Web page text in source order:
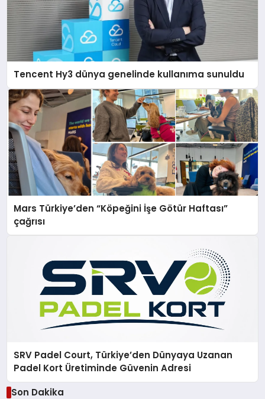
Tencent Hy3 dünya genelinde kullanıma sunuldu
Mars Türkiye’den “Köpeğini İşe Götür Haftası”
çağrısı
SRV Padel Court, Türkiye’den Dünyaya Uzanan
Padel Kort Üretiminde Güvenin Adresi
Son Dakika